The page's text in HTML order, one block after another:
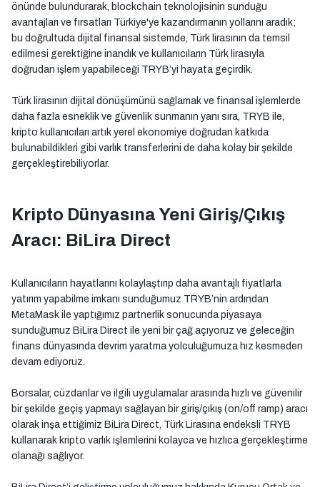
önünde bulundurarak, blockchain teknolojisinin sunduğu
avantajları ve fırsatları Türkiye'ye kazandırmanın yollarını aradık;
bu doğrultuda dijital finansal sistemde, Türk lirasının da temsil
edilmesi gerektiğine inandık ve kullanıcıların Türk lirasıyla
doğrudan işlem yapabileceği TRYB’yi hayata geçirdik.
Türk lirasının dijital dönüşümünü sağlamak ve finansal işlemlerde
daha fazla esneklik ve güvenlik sunmanın yanı sıra, TRYB ile,
kripto kullanıcıları artık yerel ekonomiye doğrudan katkıda
bulunabildikleri gibi varlık transferlerini de daha kolay bir şekilde
gerçekleştirebiliyorlar.
Kripto Dünyasına Yeni Giriş/Çıkış
Aracı: BiLira Direct
Kullanıcıların hayatlarını kolaylaştırıp daha avantajlı fiyatlarla
yatırım yapabilme imkanı sunduğumuz TRYB’nin ardından
MetaMask ile yaptığımız partnerlik sonucunda piyasaya
sunduğumuz BiLira Direct ile yeni bir çağ açıyoruz ve geleceğin
finans dünyasında devrim yaratma yolculuğumuza hız kesmeden
devam ediyoruz.
Borsalar, cüzdanlar ve ilgili uygulamalar arasında hızlı ve güvenilir
bir şekilde geçiş yapmayı sağlayan bir giriş/çıkış (on/off ramp) aracı
olarak inşa ettiğimiz BiLira Direct, Türk Lirasına endeksli TRYB
kullanarak kripto varlık işlemlerini kolayca ve hızlıca gerçekleştirme
olanağı sağlıyor.